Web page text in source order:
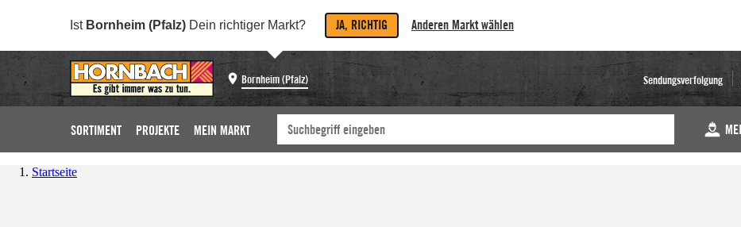
Ist Bornheim (Pfalz) Dein richtiger Markt? JA, RICHTIG Anderen Markt wählen
Bornheim (Pfalz) Sendungsverfolgung
SORTIMENT PROJEKTE MEIN MARKT
Startseite